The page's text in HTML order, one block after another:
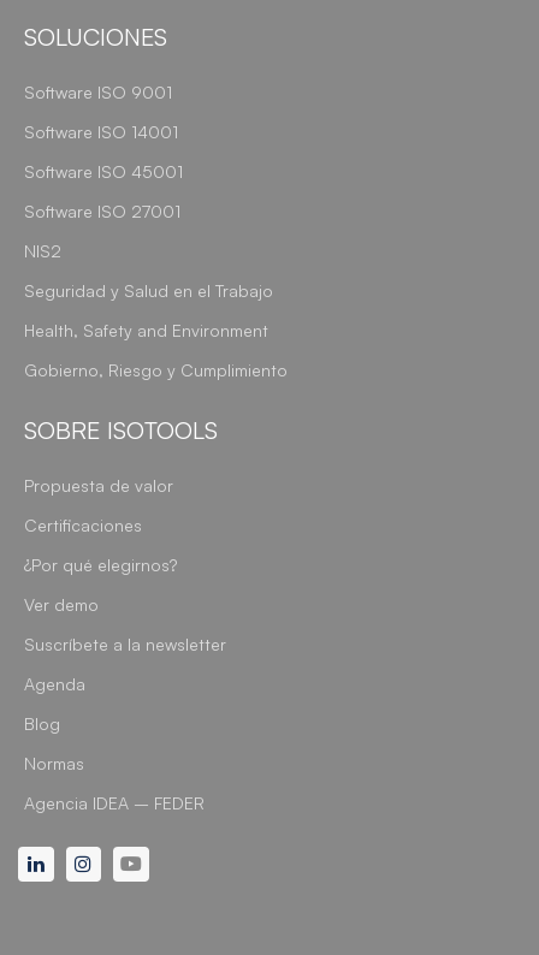
SOLUCIONES
Software ISO 9001
Software ISO 14001
Software ISO 45001
Software ISO 27001
NIS2
Seguridad y Salud en el Trabajo
Health, Safety and Environment
Gobierno, Riesgo y Cumplimiento
SOBRE ISOTOOLS
Propuesta de valor
Certificaciones
¿Por qué elegirnos?
Ver demo
Suscríbete a la newsletter
Agenda
Blog
Normas
Agencia IDEA – FEDER
LinkedinInstagramYoutube